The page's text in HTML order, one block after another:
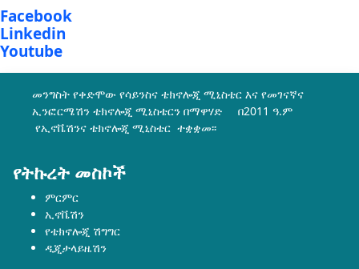
Facebook
Linkedin
Youtube
መንግስት የቀድሞው የሳይንስና ቴክኖሎጂ ሚኒስቴር እና የመገናኛና
ኢንፎርሜሽን ቴክኖሎጂ ሚኒስቴርን በማዋሃድ በ2011 ዓ.ም
የኢኖቬሽንና ቴክኖሎጂ ሚኒስቴር ተቋቋመ፡፡
የትኩረት መስኮች
ምርምር
ኢኖቬሽን
የቴክኖሎጂ ሽግግር
ዲጂታላይዜሽን